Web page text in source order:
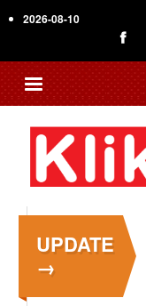
to
content
2026-08-10
UPDATE
→